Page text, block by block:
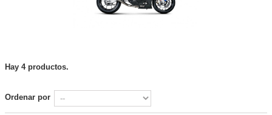
Hay 4 productos.
Ordenar por